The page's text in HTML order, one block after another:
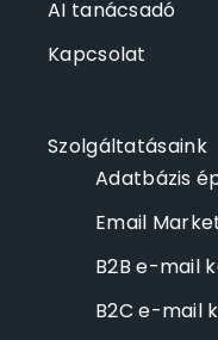
AI tanácsadó
Kapcsolat
Szolgáltatásaink
Adatbázis
Email
B2B e-mail
B2C e-mail